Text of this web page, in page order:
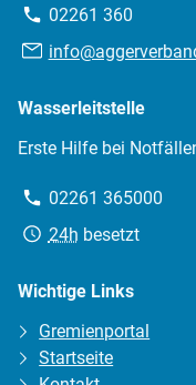
Telefon:
02261 360
E-
Mail:
Wasserleitstelle
Erste Hilfe bei
Telefon:
02261 365000
Erreichbarkeit:
24h besetzt
Wichtige Links
Gremienportal
Startseite